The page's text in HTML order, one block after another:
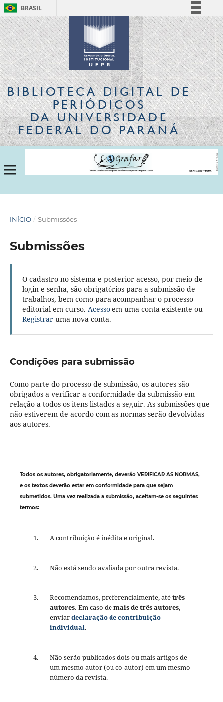
BRASIL
Simplifique!
Comunica BR
Participe
Acesso à informação
Legislação
Canais
BIBLIOTECA DIGITALDE
PERIÓDICOS
DA UNIVERSIDADE
FEDERAL DO PARANÁ
INÍCIO / Submissões
Submissões
O cadastro no sistema e posterior acesso, por meio de
login e senha, são obrigatórios para a submissão de
trabalhos, bem como para acompanhar o processo
editorial em curso. Acessoem uma conta existente ou
Registraruma nova conta.
Condições para submissão
Como parte do processo de submissão, os autores são
obrigados a verificar a conformidade da submissão em
relação a todos os itens listados a seguir. As submissões que
não estiverem de acordo com as normas serão devolvidas
aos autores.
Todos os autores, obrigatoriamente, deverão VERIFICAR AS NORMAS,
e os textos deverão estar em conformidade para que sejam
submetidos. Uma vez realizada a submissão, aceitam-se os seguintes
termos:
A contribuição é inédita e original.
Não está sendo avaliada por outra revista.
Recomendamos, preferencialmente, atétrês
autores. Em caso demais de três autores,
enviardeclaração de contribuição
individual.
Não serão publicados dois ou mais artigos de
um mesmo autor (ou co-autor) em um mesmo
número da revista.